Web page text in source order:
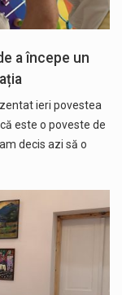
a începe un
ieri povestea
este o poveste de
decis azi să o